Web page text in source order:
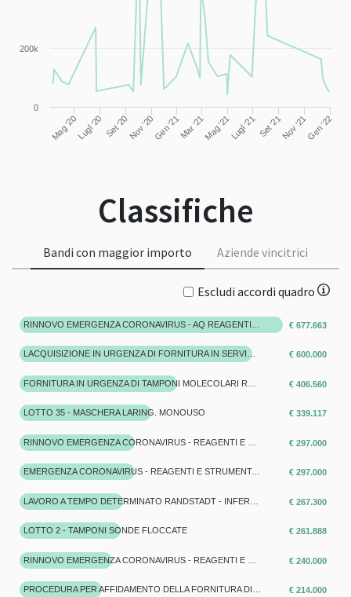
Mag '20Lugl '20 Set '20Nov '20Gen '21Mar '21Mag '21Lugl '21Set '21Nov '21Gen '22
0
200k
Classifiche
Bandi con maggior importo Aziende vincitrici
Escludi accordi quadro
LACQUISIZIONE IN URGENZA DI FORNITURA IN SERVICE DI SISTEMA AUTOMATICO PER ANALISI MOLECOLARE DI SARS-COV-2
LOTTO 35 - MASCHERA LARING. MONOUSO
EMERGENZA CORONAVIRUS - REAGENTI E STRUMENTAZIONI DI LABORATORIO ARIA_2020_270.9 - LOTTO 3
LOTTO 2 - TAMPONI SONDE FLOCCATE
€ 677.663
€ 600.000
€ 406.560
€ 339.117
€ 297.000
€ 297.000
€ 267.300
€ 261.888
€ 240.000
€ 214.000